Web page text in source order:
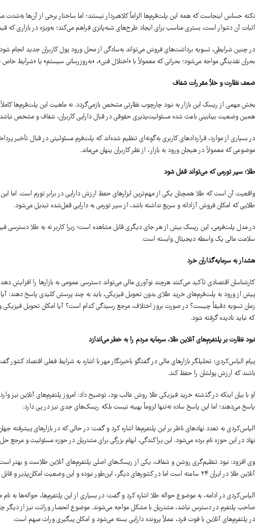
نکته حساس اینجاست که همه این پلت‌فرم‌ها الزاماً کلاهبردار نیستند؛ اما ساختار برخی از آن‌ها
اثبات آن دشوار است، بستری مناسب برای ایجاد طرح‌های شبه‌پانزی فراهم می‌کند؛ به‌ویژه در بازاری
در چنین شرایطی، تسویه برداشت‌های فروش می‌تواند به‌سادگی از محل ورود پول کاربران جدید انجام
بحران نقدینگی مواجه می‌شود؛ بحرانی که معمولاً با «اختلال فنی»، «به‌روزرسانی سیستم» یا «شرایط خاص
ضعف نظارت و خلأ مقررات شفاف
بخش مهمی از ریسک این بازار به نبود چارچوب نظارتی مشخص بازمی‌گردد. نه ماهیت این پلت‌فرم‌ها
همین وضعیت بینابینی باعث شده مسئولیت‌پذیری حقوقی در قبال دارایی کاربران، شفاف و مشخص
در بسیاری از موارد، قراردادهای کاربری به‌گونه‌ای تنظیم شده‌اند که پلت‌فرم مسئولیتی در قبال
موضوعی که معمولاً در هیجان ورود به بازار، از نظر کاربران پنهان می‌ماند.
طلا؛ سپر تورمی که می‌تواند قفل شود
واقعیت آن است که طلا همچنان یکی از مهم‌ترین ابزارهای حفظ ارزش دارایی در برابر تورم است. اما این
طلایی که امکان فروش آزادانه و سریع نداشته باشد، از سپر تورمی به دارایی قفل‌شده تبدیل می‌شود.
در مدل پلت‌فرمی، این ریسک بیش از هر جای دیگری قابل مشاهده است؛ زیرا کاربر نه به طلا دسترسی
سلامت مالی یک واسطه دیجیتال وابسته است.
هشدار به سرمایه‌گذاران خرد
کارشناسان اقتصادی تأکید می‌کنند هرچند نوآوری مالی می‌تواند دسترسی عمومی به بازارها را افزایش
پیش از ورود به پلت‌فرم‌های خرید طلای بدون تحویل فیزیکی، باید به چند پرسش کلیدی پاسخ
زمان تسویه دقیقاً چیست؟ در صورت بروز اختلاف، مرجع رسیدگی کدام است؟ آیا امکان تحویل
که نباید نادیده گرفته شود.
نبود نظارت بر پلتفرم‌های آنلاین طلا، سرمایه مردم را به خطر می‌اندازد
پیام الیاس‌کردی؛ تحلیلگر بازارهای مالی در گفتگو باخبرنگار مهر با اشاره به شرایط فعلی اقتصاد
باشند که ارزش پولشان را حفظ کند.
او با بیان اینکه در گذشته خرید فیزیکی طلا روش غالب بود، توضیح داد: امروز پلتفرم‌های آنلاین نیز
پاسخ می‌دهند؛ اما این پاسخ ساده نه‌تنها لزوماً بهینه نیست بلکه ریسک‌های جدی نیز در پی دارد.
نهاد در این حوزه نام برده می‌شود. این پراکندگی، ابهام بزرگی برای مشتریان در حوزه مسئولیت و مرجع
وی افزود: نبود تنظیم‌گری روشن و شفاف، یکی از ریسک‌های اصلی پلتفرم‌های آنلاین طلاست و بهتر
آنلاین طلا در ایران ۲۴ ساعته است اما در کشورهای دیگر، این‌طور نبوده و این وضعیت امکان‌پذیر و قابل اتکا نیست.
الیاس‌کردی در ادامه، به موضوع حواله طلا اشاره کرد و گفت: در بسیاری از این پلتفرم‌ها، حواله‌ها به
صاحب پلتفرم در دسترس نباشد، مشتریان با مشکل مواجه می‌شوند. موضوع انحصار وراثت نیز از دیگر
در پلتفرم‌های آنلاین با فوت فرد، عملاً پرونده دارایی بسته می‌شود و امکان پیگیری وراث مبهم است.